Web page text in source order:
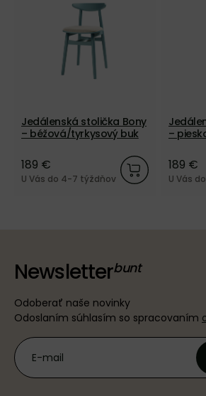
Jedálenská stolička Bony
– béžová/tyrkysový buk
189 €
U Vás do 4-7 týždňov
–
189 €
U Vás
Newsletter
Odoberať naše novinky
Odoslaním súhlasím so spracovaním